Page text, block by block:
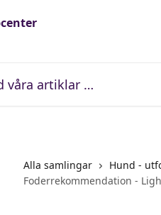
Alla samlingar Hund -
Foderrekommendation -